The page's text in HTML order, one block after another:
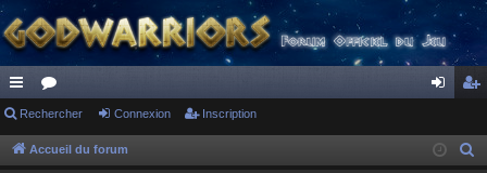
ac
co
or
u ne cri
Rechercher Connexion Inscription
Accueil du forum